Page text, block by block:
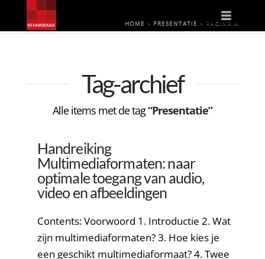
HOME » PRESENTATIE » PAGINA 4
Tag-archief
Alle items met de tag“Presentatie”
Handreiking
Multimediaformaten: naar
optimale toegang van audio,
video en afbeeldingen
Contents: Voorwoord 1. Introductie 2. Wat
zijn multimediaformaten? 3. Hoe kies je
een geschikt multimediaformaat? 4. Twee